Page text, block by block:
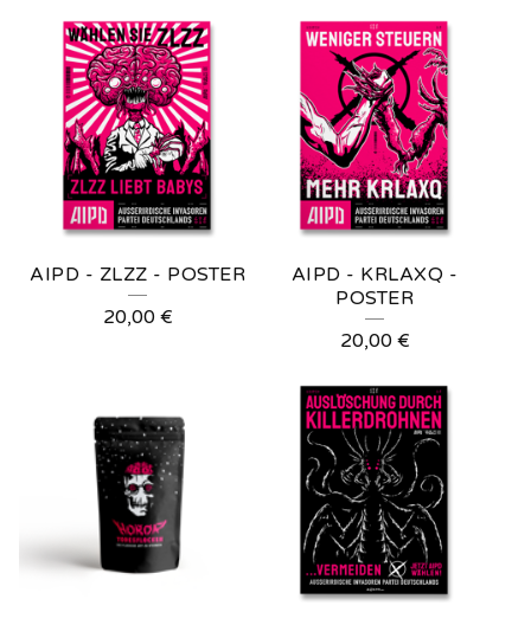
AIPD - ZLZZ - POSTER
20,00 €
AIPD - KRLAXQ -
POSTER
20,00 €